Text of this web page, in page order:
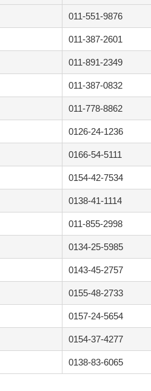
011-551-9876
011-387-2601
011-891-2349
011-387-0832
011-778-8862
0126-24-1236
0166-54-5111
0154-42-7534
0138-41-1114
011-855-2998
0134-25-5985
0143-45-2757
0155-48-2733
0157-24-5654
0154-37-4277
0138-83-6065